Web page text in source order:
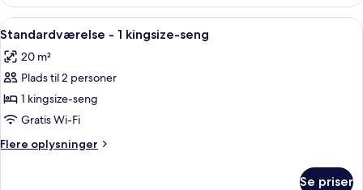
1
seng
Indlæs
alle
billeder
af
Standardværelse
-
1
kingsize-
Et hotelværelse med en pænt redt
1
Standardværelse - 1 kingsize-seng
20 m²
Plads til 2 personer
1 kingsize-seng
Gratis Wi-Fi
Flere oplysninger
Flere
Se priser